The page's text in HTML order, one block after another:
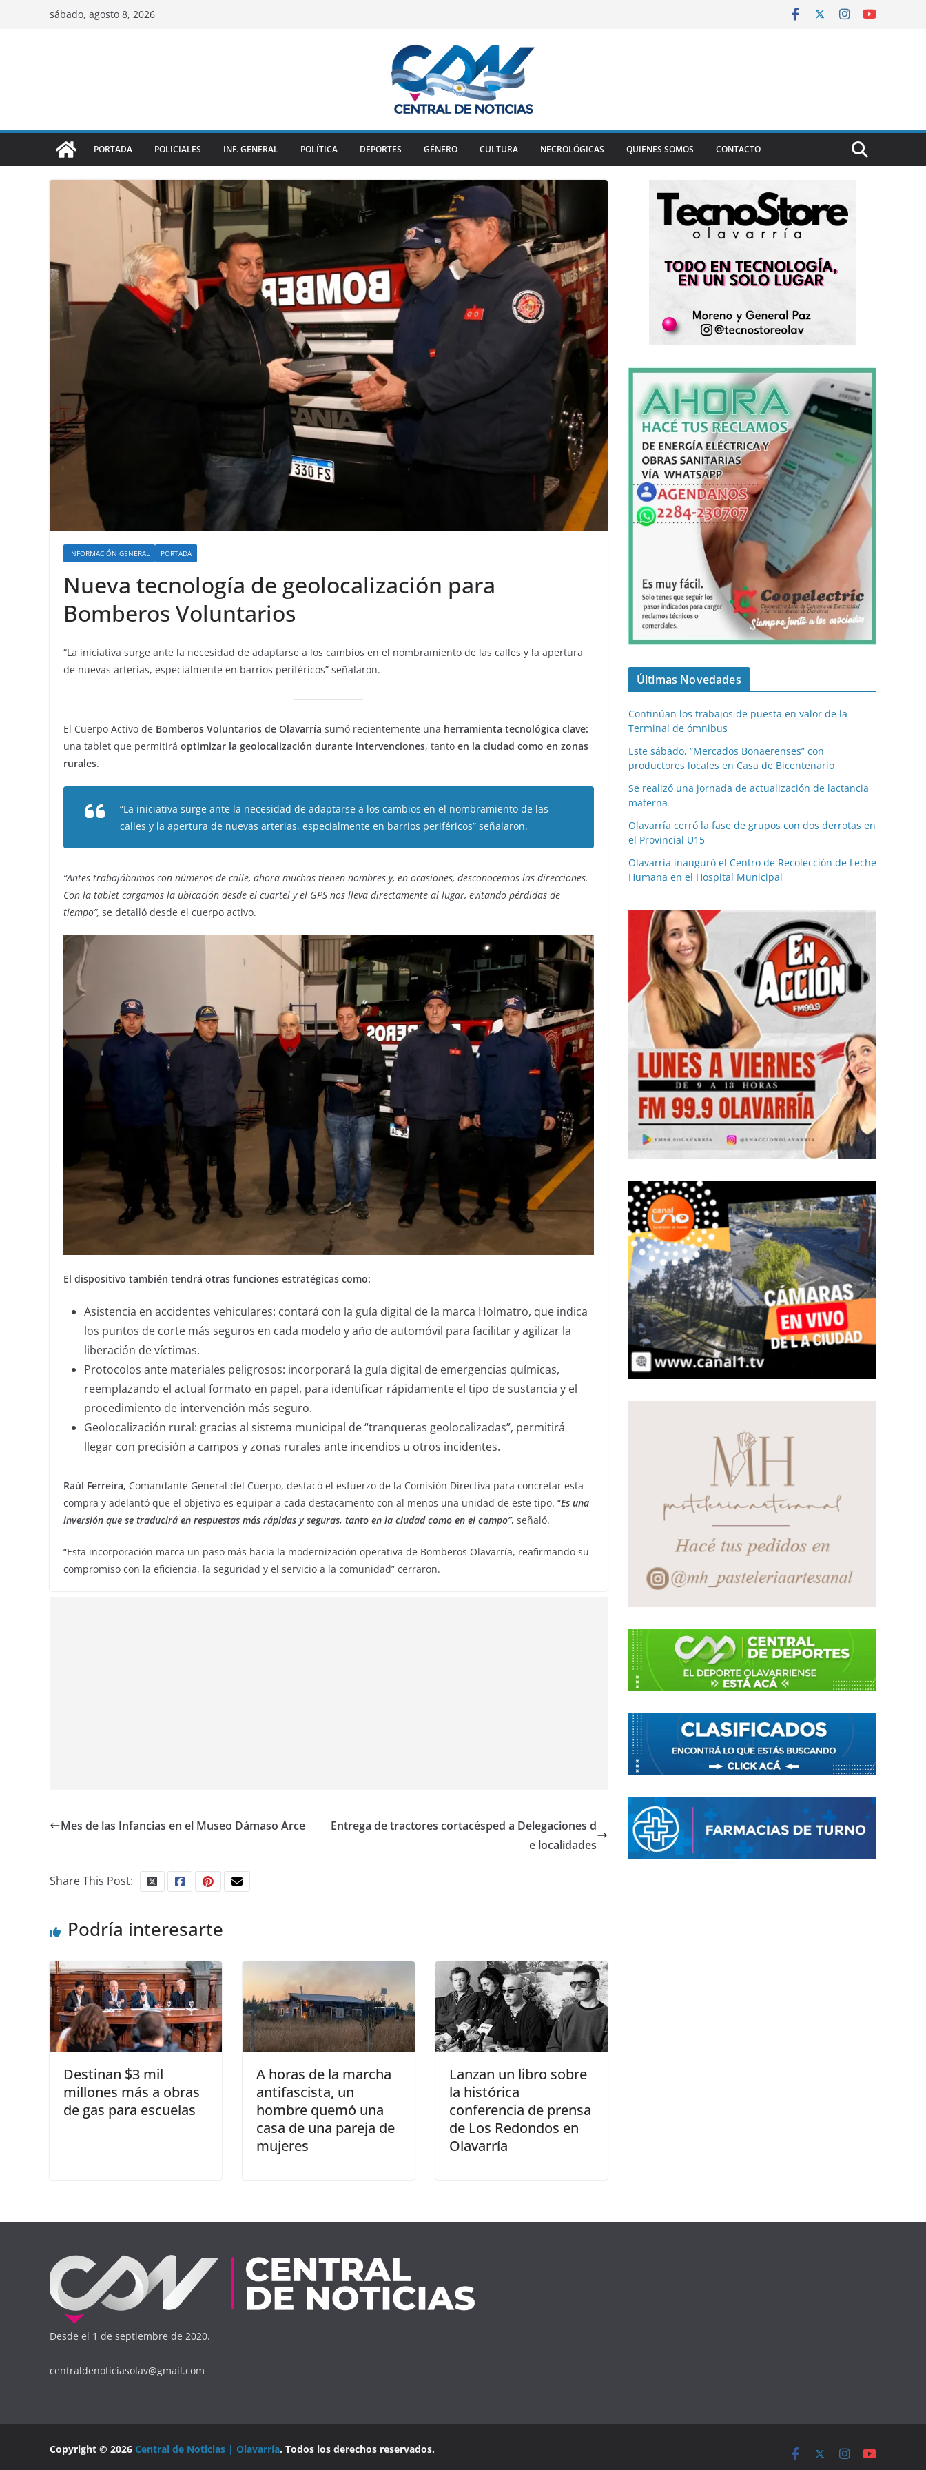
sábado, agosto 8, 2026
PORTADA POLICIALES INF. GENERAL POLÍTICA DEPORTES GÉNERO CULTURA NECROLÓGICAS QUIENES SOMOS CONTACTO
INFORMACIÓN GENERAL PORTADA
Nueva tecnología de geolocalización para
Bomberos Voluntarios
“La iniciativa surge ante la necesidad de adaptarse a los cambios en el nombramiento de las calles y la apertura
de nuevas arterias, especialmente en barrios periféricos” señalaron.
El Cuerpo Activo de Bomberos Voluntarios de Olavarría sumó recientemente una herramienta tecnológica clave:
una tablet que permitirá optimizar la geolocalización durante intervenciones, tanto en la ciudad como en zonas
rurales.
“La iniciativa surge ante la necesidad de adaptarse a los cambios en el nombramiento de las
calles y la apertura de nuevas arterias, especialmente en barrios periféricos” señalaron.
“Antes trabajábamos con números de calle, ahora muchas tienen nombres y, en ocasiones, desconocemos las direcciones.
Con la tablet cargamos la ubicación desde el cuartel y el GPS nos lleva directamente al lugar, evitando pérdidas de
tiempo”, se detalló desde el cuerpo activo.
El dispositivo también tendrá otras funciones estratégicas como:
Asistencia en accidentes vehiculares: contará con la guía digital de la marca Holmatro, que indica
los puntos de corte más seguros en cada modelo y año de automóvil para facilitar y agilizar la
liberación de víctimas.
Protocolos ante materiales peligrosos: incorporará la guía digital de emergencias químicas,
reemplazando el actual formato en papel, para identificar rápidamente el tipo de sustancia y el
procedimiento de intervención más seguro.
Geolocalización rural: gracias al sistema municipal de “tranqueras geolocalizadas”, permitirá
llegar con precisión a campos y zonas rurales ante incendios u otros incidentes.
Raúl Ferreira, Comandante General del Cuerpo, destacó el esfuerzo de la Comisión Directiva para concretar esta
compra y adelantó que el objetivo es equipar a cada destacamento con al menos una unidad de este tipo. “Es una
inversión que se traducirá en respuestas más rápidas y seguras, tanto en la ciudad como en el campo”, señaló.
“Esta incorporación marca un paso más hacia la modernización operativa de Bomberos Olavarría, reafirmando su
compromiso con la eficiencia, la seguridad y el servicio a la comunidad” cerraron.
Mes de las Infancias en el Museo Dámaso Arce
Entrega de tractores cortacésped a Delegaciones d
e localidades
Share This Post:
Podría interesarte
Destinan $3 mil
millones más a obras
de gas para escuelas
A horas de la marcha
antifascista, un
hombre quemó una
casa de una pareja de
mujeres
Lanzan un libro sobre
la histórica
conferencia de prensa
de Los Redondos en
Olavarría
Últimas Novedades
Continúan los trabajos de puesta en valor de la
Terminal de ómnibus
Este sábado, “Mercados Bonaerenses” con
productores locales en Casa de Bicentenario
Se realizó una jornada de actualización de lactancia
materna
Olavarría cerró la fase de grupos con dos derrotas en
el Provincial U15
Olavarría inauguró el Centro de Recolección de Leche
Humana en el Hospital Municipal
Desde el 1 de septiembre de 2020.
centraldenoticiasolav@gmail.com
Copyright © 2026 Central de Noticias | Olavarría. Todos los derechos reservados.